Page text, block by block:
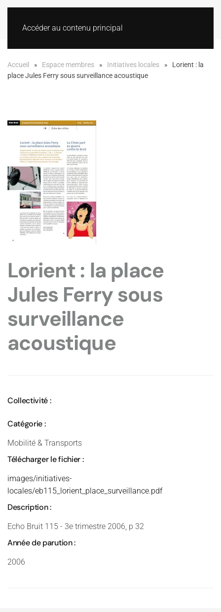
Accéder au contenu principal
Accueil Espace membres Initiatives locales
Lorient : la
place Jules Ferry sous surveillance acoustique
Lorient : la place
Jules Ferry sous
surveillance
acoustique
Collectivité :
Catégorie :
Mobilité & Transports
Télécharger le fichier :
images/initiatives-
locales/eb115_lorient_place_surveillance.pdf
Description :
Echo Bruit 115 - 3e trimestre 2006, p 32
Année de parution :
2006